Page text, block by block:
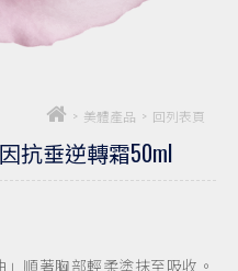
> 美體產品 > 回列表頁
因抗垂逆轉霜50ml
順著胸部輕柔塗抹至吸收。